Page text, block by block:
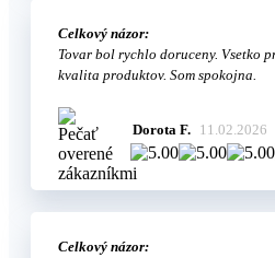
Celkový názor:
Tovar bol rychlo doruceny. Vsetko
kvalita produktov. Som spokojna.
Dorota F. 11.02.2026
Celkový názor: